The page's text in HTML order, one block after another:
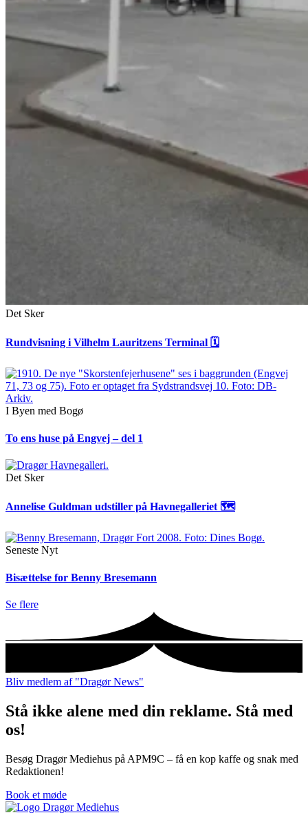
Det Sker
Rundvisning i Vilhelm Lauritzens Terminal 🗓
I Byen med Bogø
To ens huse på Engvej – del 1
Det Sker
Annelise Guldman udstiller på Havnegalleriet 🗺
Seneste Nyt
Bisættelse for Benny Bresemann
Se flere
Bliv medlem af "Dragør News"
Stå ikke alene med din reklame. Stå med
os!
Besøg Dragør Mediehus på APM9C – få en kop kaffe og snak med
Redaktionen!
Book et møde